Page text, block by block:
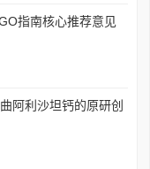
指南核心推荐意见
阿利沙坦钙的原研创